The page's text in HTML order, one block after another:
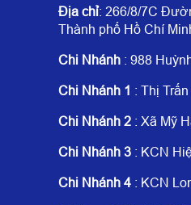
Địa chỉ: 266/8/7C
Thành phố Hồ Chí
Chi Nhánh : 988
Chi Nhánh 1 : Thị
Chi Nhánh 2 : Xã Mỹ
Chi Nhánh 3 : KCN
Chi Nhánh 4 : KCN